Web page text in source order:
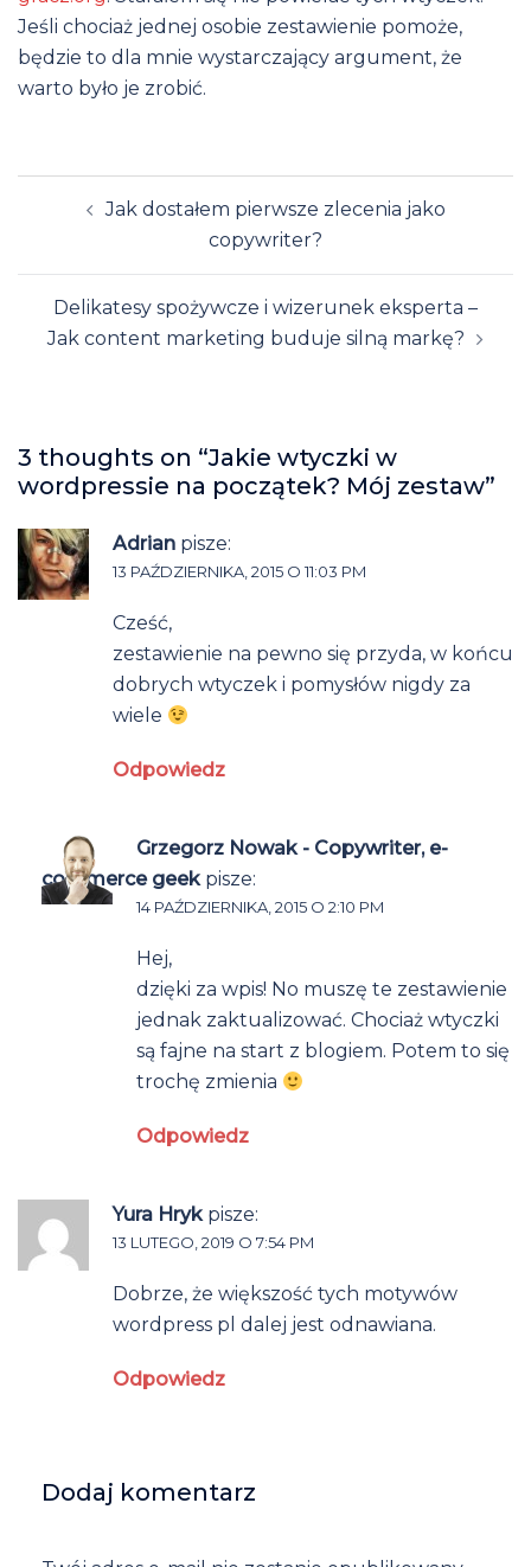
Jeśli chociaż jednej osobie zestawienie pomoże,
będzie to dla mnie wystarczający argument, że
warto było je zrobić.
navigationJak dostałem pierwsze zlecenia jako
copywriter?
Delikatesy spożywcze i wizerunek eksperta –
Jak content marketing buduje silną markę?
3 thoughts on “Jakie wtyczki w
wordpressie na początek? Mój zestaw”
Adrian pisze:
13 PAŹDZIERNIKA, 2015 O 11:03 PM
Cześć,
zestawienie na pewno się przyda, w końcu
dobrych wtyczek i pomysłów nigdy za
wiele
Odpowiedz
Grzegorz Nowak - Copywriter, e-
commerce geek pisze:
14 PAŹDZIERNIKA, 2015 O 2:10 PM
Hej,
dzięki za wpis! No muszę te zestawienie
jednak zaktualizować. Chociaż wtyczki
są fajne na start z blogiem. Potem to się
trochę zmienia
Odpowiedz
Yura Hryk pisze:
13 LUTEGO, 2019 O 7:54 PM
Dobrze, że większość tych motywów
wordpress pl dalej jest odnawiana.
Odpowiedz
Dodaj komentarz